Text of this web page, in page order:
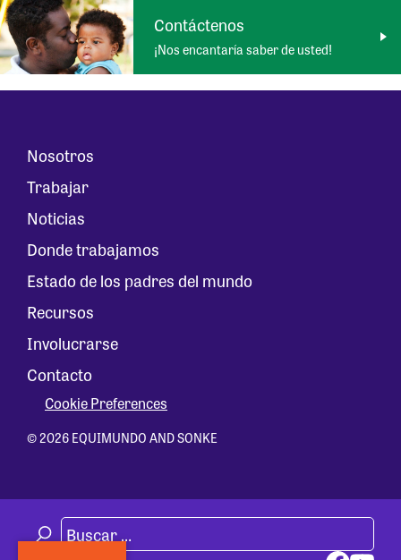
Contáctenos
¡Nos encantaría saber de usted!
Nosotros
Trabajar
Noticias
Donde trabajamos
Estado de los padres del mundo
Recursos
Involucrarse
Contacto
Cookie Preferences
© 2026 EQUIMUNDO AND SONKE